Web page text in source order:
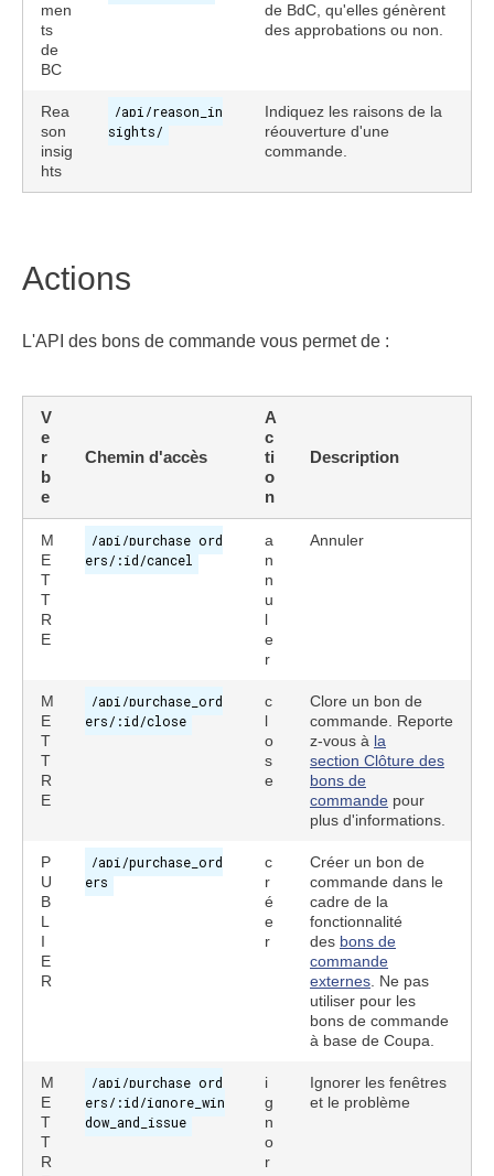
men
ts
de
BC
de BdC, qu'elles génèrent
des approbations ou non.
Rea
son
insig
hts
/api/reason_in
sights/
Indiquez les raisons de la
réouverture d'une
commande.
Actions
L'API des bons de commande vous permet de :
V
e
r
b
e
Chemin d'accès
A
c
ti
o
n
Description
M
E
T
T
R
E
/api/purchase_ord
ers/:id/cancel
a
n
n
u
l
e
r
Annuler
M
E
T
T
R
E
/api/purchase_ord
ers/:id/close
c
l
o
s
e
Clore un bon de
commande. Reporte
z-vous à la
section Clôture des
bons de
commande pour
plus d'informations.
P
U
B
L
I
E
R
/api/purchase_ord
ers
c
r
é
e
r
Créer un bon de
commande dans le
cadre de la
fonctionnalité
des bons de
commande
externes . Ne pas
utiliser pour les
bons de commande
à base de Coupa.
M
E
T
T
R
/api/purchase_ord
ers/:id/ignore_win
dow_and_issue
i
g
n
o
r
Ignorer les fenêtres
et le problème